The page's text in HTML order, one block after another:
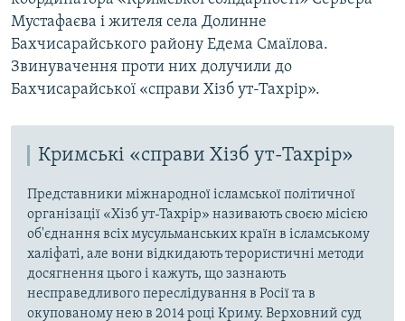
Мустафаєва і жителя села Долинне
Бахчисарайського району Едема Смаїлова.
Звинувачення проти них долучили до
Бахчисарайської «справи Хізб ут-Тахрір».
Кримські «справи Хізб ут-Тахрір»
Представники міжнародної ісламської політичної
організації «Хізб ут-Тахрір» називають своєю місією
об'єднання всіх мусульманських країн в ісламському
халіфаті, але вони відкидають терористичні методи
досягнення цього і кажуть, що зазнають
несправедливого переслідування в Росії та в
окупованому нею в 2014 році Криму. Верховний суд